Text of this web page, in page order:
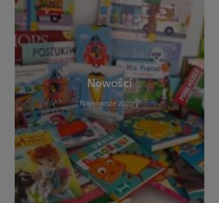
Nowości
Najnowsze zbiory
W tej sekcji prezentujemy najnowsze książki,
audiobooki oraz filmy, które właśnie trafiły do
zbiorów Miejskiej Biblioteki Publicznej w
Starachowicach. Regularnie aktualizujemy listę,
aby Czytelnicy mogli na bieżąco odkrywać świeże
tytuły i najciekawsze premiery wydawnicze. Każda
pozycja opatrzona jest krótkim opisem i
informacją o dostępności w katalogu. Zachęcamy
do częstych odwiedzin – nowości pojawiają się
niemal każdego tygodnia! Dzięki tej zakładce
zawsze będziesz wiedzieć, co warto przeczytać
jako pierwsze.
WIĘCEJ